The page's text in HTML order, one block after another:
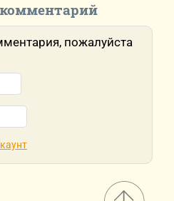
пожалуйста